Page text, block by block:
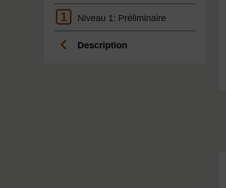
1 Niveau 1: Préliminaire
Description